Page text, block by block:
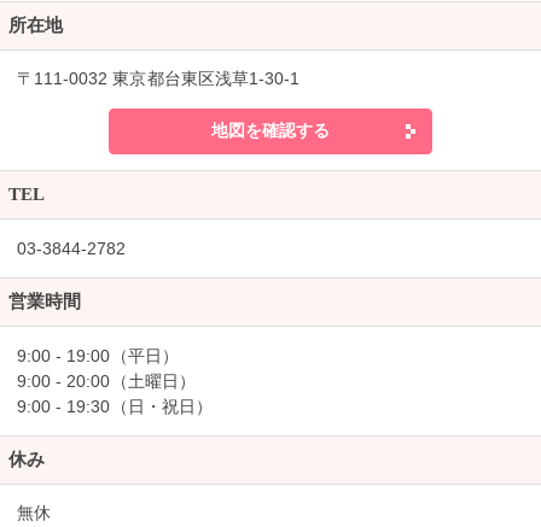
所在地
〒111-0032 東京都台東区浅草1-30-1
地図を確認する
TEL
03-3844-2782
営業時間
9:00 - 19:00（平日）
9:00 - 20:00（土曜日）
9:00 - 19:30（日・祝日）
休み
無休